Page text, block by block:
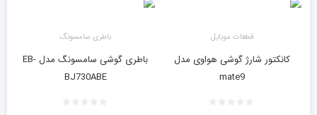
قطعات موبایل
کانکتور شارژ گوشی هواوی مدل
mate9
باطری سامسونگ
باطری گوشی سامسونگ مدل EB-
BJ730ABE